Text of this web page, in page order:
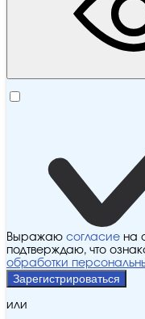
Выражаю согласие на
подтверждаю, что
обработки
Зарегистрироваться
или